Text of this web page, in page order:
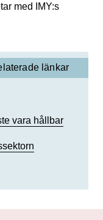
med IMY:s
länkar
vara hållbar